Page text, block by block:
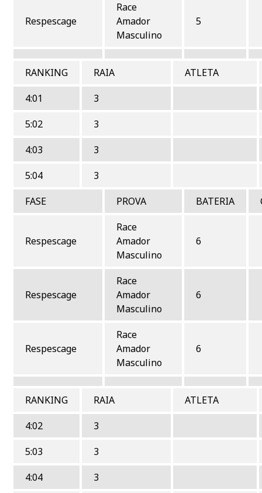
Respescage
Race
Amador
Masculino
5
RANKING RAIA
ATLETA
4:01
3
5:02
3
4:03
3
5:04
3
FASE
PROVA BATERIA
Respescage
Race
Amador
Masculino
6
Respescage
Race
Amador
Masculino
6
Respescage
Race
Amador
Masculino
6
RANKING RAIA
ATLETA
4:02
3
5:03
3
4:04
3